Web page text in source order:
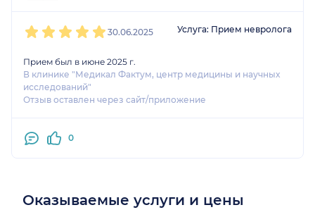
30.06.2025 Услуга: Прием невролога
Прием был в июне 2025 г.
В клинике "Медикал Фактум, центр медицины и научных
исследований"
Отзыв оставлен через сайт/приложение
0
Оказываемые услуги и цены